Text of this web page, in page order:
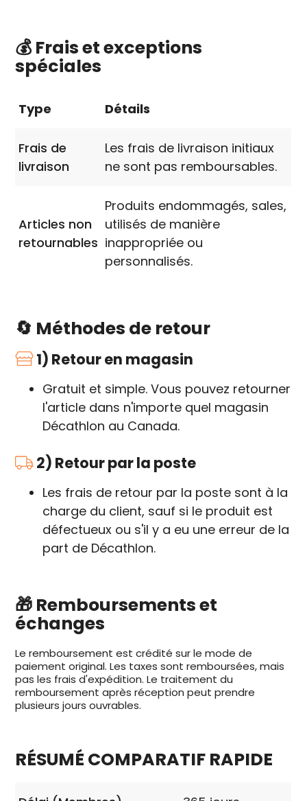
💰 Frais et exceptions
spéciales
Type Détails
Frais de
livraison
Les frais de livraison initiaux
ne sont pas remboursables.
Articles non
retournables
Produits endommagés, sales,
utilisés de manière
inappropriée ou
personnalisés.
🔄 Méthodes de retour
1) Retour en magasin
Gratuit et simple. Vous pouvez retourner
l'article dans n'importe quel magasin
Décathlon au Canada.
2) Retour par la poste
Les frais de retour par la poste sont à la
charge du client, sauf si le produit est
défectueux ou s'il y a eu une erreur de la
part de Décathlon.
🎁 Remboursements et
échanges
Le remboursement est crédité sur le mode de
paiement original. Les taxes sont remboursées, mais
pas les frais d'expédition. Le traitement du
remboursement après réception peut prendre
plusieurs jours ouvrables.
RÉSUMÉ COMPARATIF RAPIDE